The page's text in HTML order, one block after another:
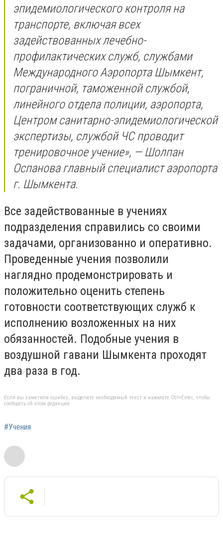
эпидемиологического контроля на
транспорте, включая всех
задействованных лечебно-
профилактических служб, службами
Международного Аэропорта Шымкент,
пограничной, таможенной службой,
линейного отдела полиции, аэропорта,
Центром санитарно-эпидемиологической
экспертизы, службой ЧС проводит
тренировочное учение», — Шолпан
Оспанова главный специалист аэропорта
г. Шымкента.
Все задействованные в учениях
подразделения справились со своими
задачами, организованно и оперативно.
Проведенные учения позволили
наглядно продемонстрировать и
положительно оценить степень
готовности соответствующих служб к
исполнению возложенных на них
обязанностей. Подобные учения в
воздушной гавани Шымкента проходят
два раза в год.
Если вы заметили ошибку, выделите необходимый текст и нажмите Ctrl+Enter, чтобы
сообщить об этом редакции
#Учения